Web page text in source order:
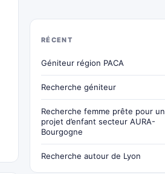
RÉCENT
Géniteur région PACA
Recherche géniteur
Recherche femme prête pour un
projet d’enfant secteur AURA-
Bourgogne
Recherche autour de Lyon